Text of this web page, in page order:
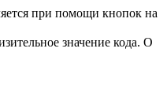
при помощи кнопок на
значение кода. О